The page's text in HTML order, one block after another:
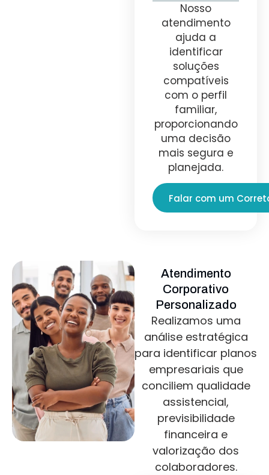
Nosso
atendimento
ajuda a
identificar
soluções
compatíveis
com o perfil
familiar,
proporcionando
uma decisão
mais segura e
planejada.
Falar com um
Atendimento
Corporativo
Personalizado
Realizamos uma
análise estratégica
para identificar planos
empresariais que
conciliem qualidade
assistencial,
previsibilidade
financeira e
valorização dos
colaboradores.